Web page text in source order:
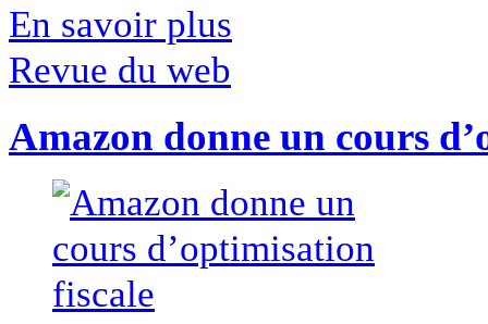
En savoir plus
Revue du web
Amazon donne un cours